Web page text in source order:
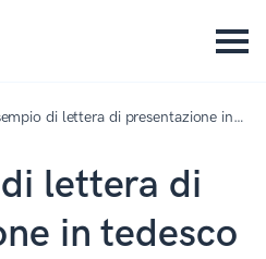
di lettera di presentazione in
lettera di
in tedesco